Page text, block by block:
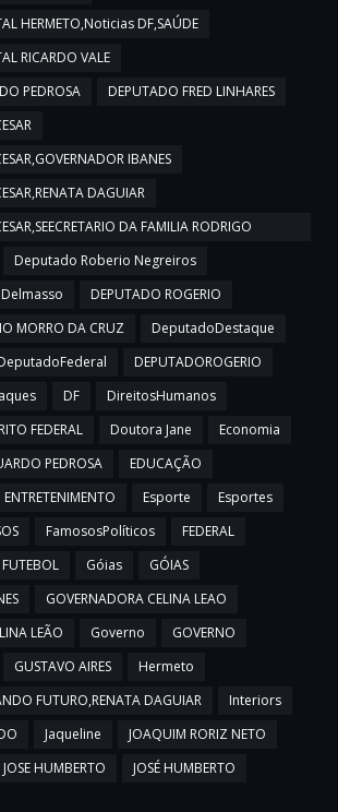
HERMETO,Noticias DF,SAÚDE
RICARDO VALE
PEDROSA
DEPUTADO FRED LINHARES
IBANES
DAGUIAR
DA FAMILIA RODRIGO
Deputado Roberio Negreiros
DEPUTADO ROGERIO
MORRO DA CRUZ
DeputadoDestaque
DEPUTADOROGERIO
DF
DireitosHumanos
FEDERAL Doutora Jane
Economia
PEDROSA
EDUCAÇÃO
ENTRETENIMENTO Esporte
Esportes
FamososPolíticos
FEDERAL
FUTEBOL Góias
GÓIAS
GOVERNADORA CELINA LEAO
LEÃO
Governo
GOVERNO
GUSTAVO AIRES
Hermeto
FUTURO,RENATA DAGUIAR
Interiors
Jaqueline
JOAQUIM RORIZ NETO
JOSE HUMBERTO
JOSÉ HUMBERTO